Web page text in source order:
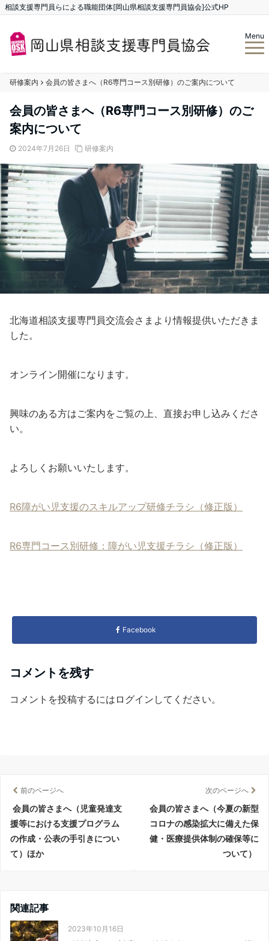
相談支援専門員らによる職能団体[岡山県相談支援専門員協会]公式HP
Menu
研修案内 会員の皆さまへ（R6専門コース別研修）のご案内について
会員の皆さまへ（R6専門コース別研修）のご
案内について
2024年7月26日 研修案内
北海道相談支援専門員交流会さまより情報提供いただきま
した。
オンライン開催になります。
興味のある方はご案内をご覧の上、直接お申し込みくださ
い。
よろしくお願いいたします。
R6障がい児支援のスキルアップ研修チラシ（修正版）
R6専門コース別研修：障がい児支援チラシ（修正版）
Facebook
コメントを残す
コメントを投稿するには ログイン してください。
前のページへ
会員の皆さまへ（児童発達支
援等における支援プログラム
の作成・公表の手引きについ
て）ほか
次のページへ
会員の皆さまへ（今夏の新型
コロナの感染拡大に備えた保
健・医療提供体制の確保等に
ついて）
関連記事
2023年10月16日